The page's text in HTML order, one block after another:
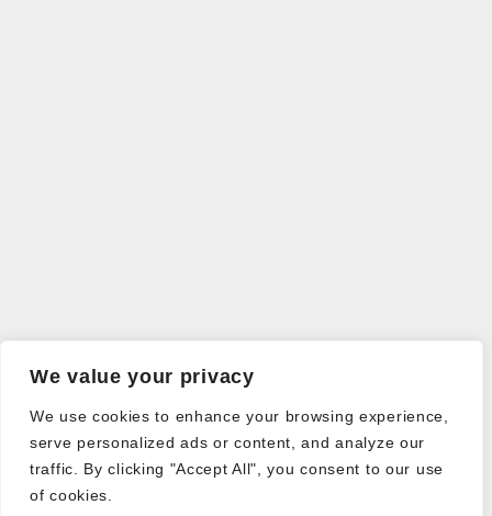
We value your privacy
We use cookies to enhance your browsing experience,
serve personalized ads or content, and analyze our
traffic. By clicking "Accept All", you consent to our use
of cookies.